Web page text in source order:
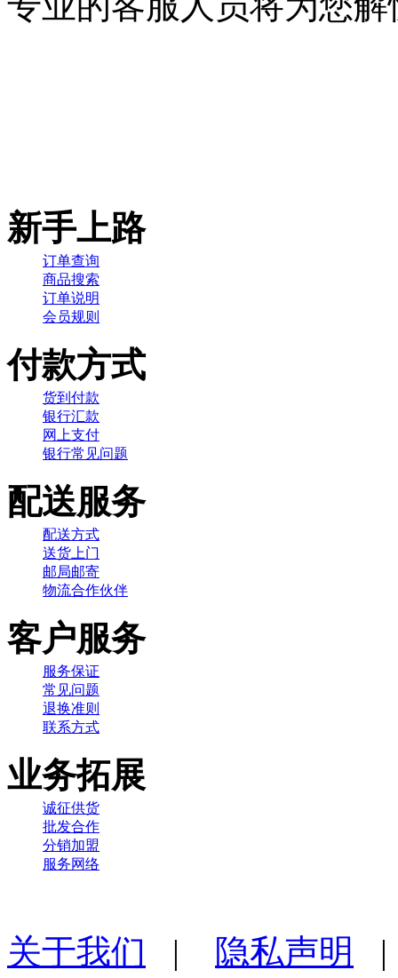
新手上路
订单查询
商品搜索
订单说明
会员规则
付款方式
货到付款
银行汇款
网上支付
银行常见问题
配送服务
配送方式
送货上门
邮局邮寄
物流合作伙伴
客户服务
服务保证
常见问题
退换准则
联系方式
业务拓展
诚征供货
批发合作
分销加盟
服务网络
关于我们 | 隐私声明